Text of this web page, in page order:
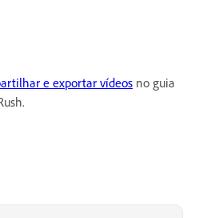
e exportar vídeos no guia